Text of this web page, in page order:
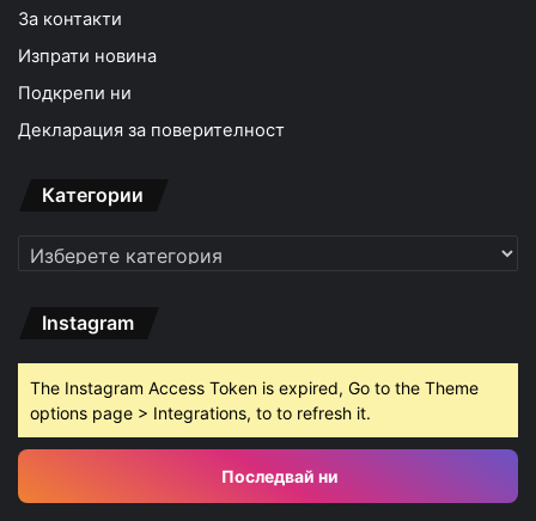
За контакти
Изпрати новина
Подкрепи ни
Декларация за поверителност
Категории
Категории
Instagram
The Instagram Access Token is expired, Go to the Theme
options page > Integrations, to to refresh it.
Последвай ни